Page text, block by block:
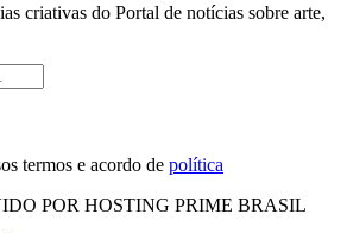
criativas do Portal de notícias sobre arte,
termos e acordo de política
POR HOSTING PRIME BRASIL